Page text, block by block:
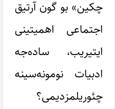
چکین» بو گون آرتیق
اجتماعی اهمیتینی
ایتیریب، ساده‌جه
ادبیات‌ نومونه‌سینه
چئوریلمزدیمی؟